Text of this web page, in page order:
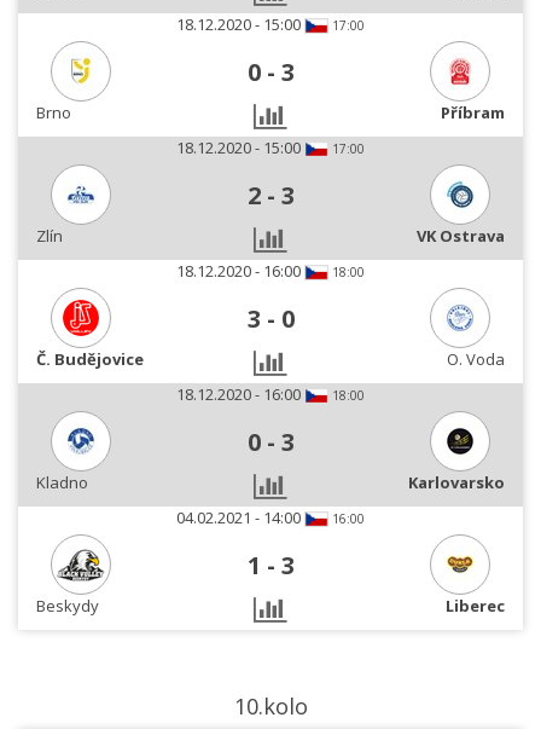
18.12.2020 - 15:00
17:00
0 - 3
Brno
Příbram
18.12.2020 - 15:00
17:00
2 - 3
Zlín
VK Ostrava
18.12.2020 - 16:00
18:00
3 - 0
Č. Budějovice
O. Voda
18.12.2020 - 16:00
18:00
0 - 3
Kladno
Karlovarsko
04.02.2021 - 14:00
16:00
1 - 3
Beskydy Liberec
10.kolo